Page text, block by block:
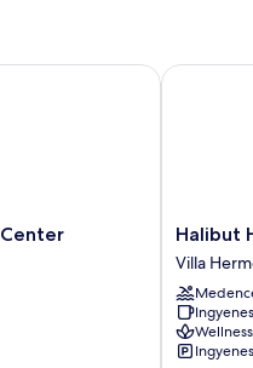
Halibut
Hotel
Villa
Hermosa
Halibut
Villa
Halibut